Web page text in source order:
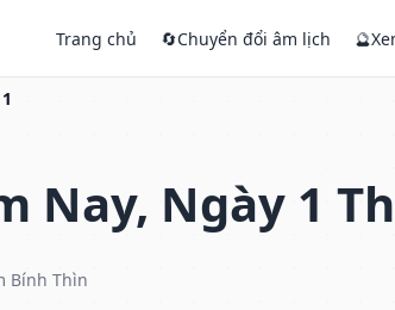
Trang chủ 🔄Chuyển đổi âm lịch 🔮
Nay, Ngày 1
Bính Thìn